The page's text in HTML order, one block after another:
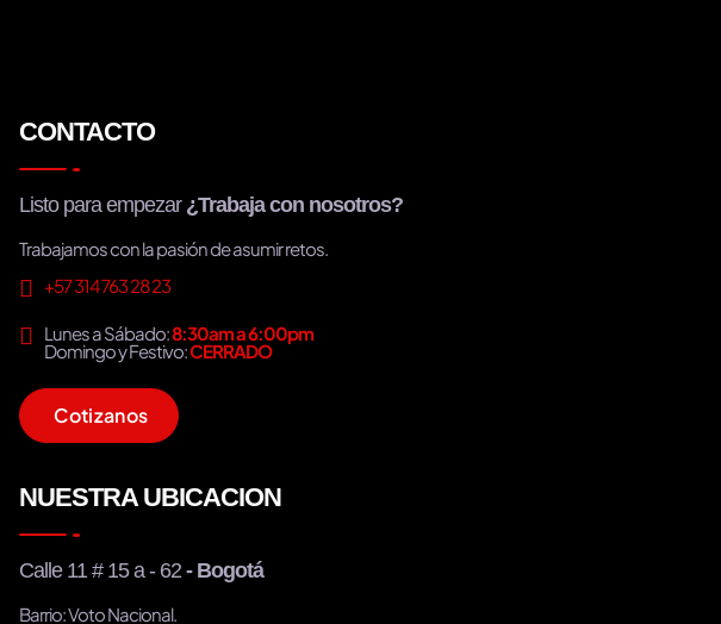
CONTACTO
Listo para empezar¿Trabaja con nosotros?
Trabajamos con la pasión de asumir retos.
+57 314 763 28 23
Lunes a Sábado:8:30am a 6:00pm
Domingo y Festivo:CERRADO
Cotizanos
NUESTRA UBICACION
Calle 11 # 15 a - 62 - Bogotá
Barrio: Voto Nacional.